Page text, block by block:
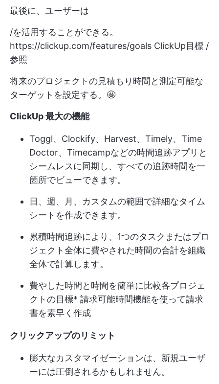
最後に、ユーザーは
/を活用することができる。
https://clickup.com/features/goals ClickUp目標 /
参照
将来のプロジェクトの見積もり時間と測定可能な
ターゲットを設定する。🤩
ClickUp 最大の機能
Toggl、Clockify、Harvest、Timely、Time
Doctor、Timecampなどの時間追跡アプリと
シームレスに同期し、すべての追跡時間を一
箇所でビューできます。
日、週、月、カスタムの範囲で詳細なタイム
シートを作成できます。
累積時間追跡により、1つのタスクまたはプロ
ジェクト全体に費やされた時間の合計を組織
全体で計算します。
費やした時間と時間を簡単に比較各プロジェ
クトの目標* 請求可能時間機能を使って請求
書を素早く作成
クリックアップのリミット
膨大なカスタマイゼーションは、新規ユーザ
ーには圧倒されるかもしれません。